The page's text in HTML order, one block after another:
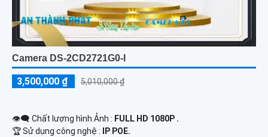
Camera DS-2CD2721G0-I
3,500,000 ₫ 5,010,000 ₫
👁️‍🗨 Chất lượng hình Ảnh : FULL HD 1080P .
🏆 Sử dụng công nghệ :
IP POE.